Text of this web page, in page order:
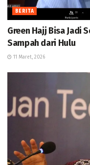
BERITA
Green Hajj Bisa Jadi
Sampah dari Hulu
11 Maret, 2026